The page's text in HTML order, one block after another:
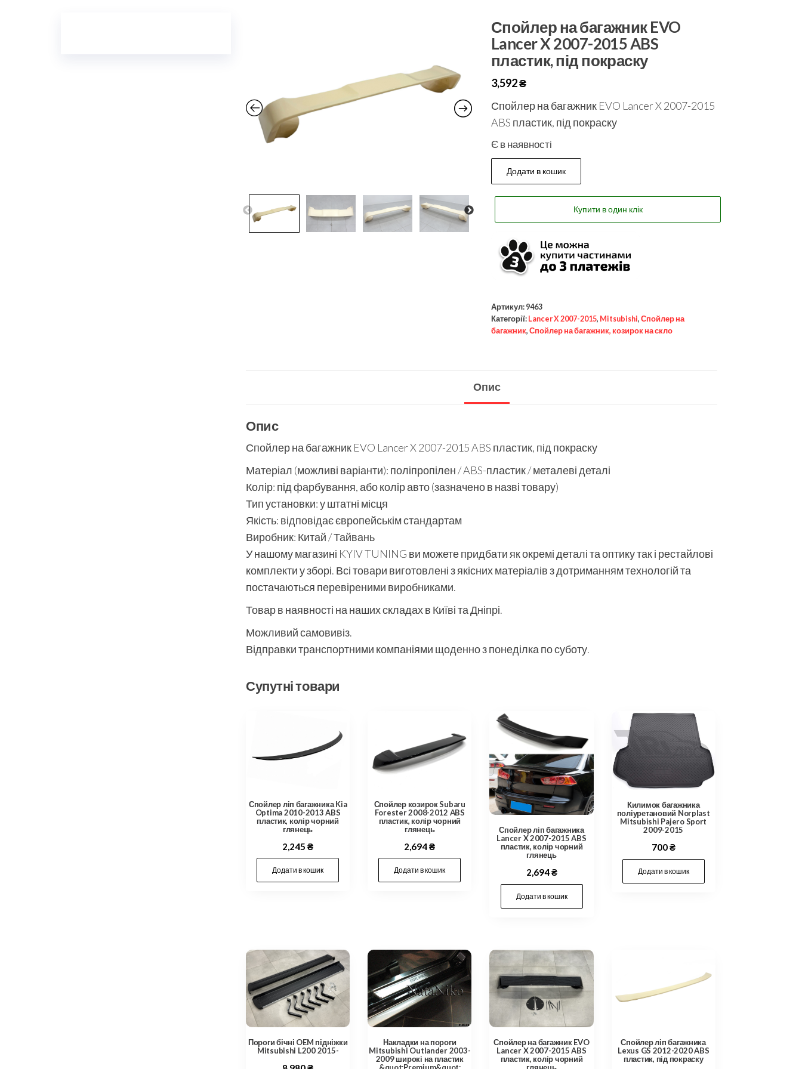
Спойлер на багажник EVO
Lancer X 2007-2015 ABS
пластик, під покраску
3,592₴
Спойлер на багажник EVO Lancer X 2007-2015
ABS пластик, під покраску
Є в наявності
Додати в кошик
Купити в один клік
Артикул: 9463
Категорії: Lancer X 2007-2015, Mitsubishi, Спойлер на
багажник, Спойлер на багажник, козирок на скло
Опис
Опис
Спойлер на багажник EVO Lancer X 2007-2015 ABS пластик, під покраску
Матеріал (можливі варіанти): поліпропілен / ABS-пластик / металеві деталі
Колір: під фарбування, або колір авто (зазначено в назві товару)
Тип установки: у штатні місця
Якість: відповідає європейськім стандартам
Виробник: Китай / Тайвань
У нашому магазині KYIV TUNING ви можете придбати як окремі деталі та оптику так і рестайлові
комплекти у зборі. Всі товари виготовлені з якісних матеріалів з дотриманням технологій та
постачаються перевіреними виробниками.
Товар в наявності на наших складах в Київі та Дніпрі.
Можливий самовивіз.
Відправки транспортними компаніями щоденно з понеділка по суботу.
Супутні товари
Спойлер ліп багажника Kia
Optima 2010-2013 ABS
пластик, колір чорний
глянець
2,245₴
Додати в кошик
Спойлер козирок Subaru
Forester 2008-2012 ABS
пластик, колір чорний
глянець
2,694₴
Додати в кошик
Спойлер ліп багажника
Lancer X 2007-2015 ABS
пластик, колір чорний
глянець
2,694₴
Додати в кошик
Килимок багажника
поліуретановий Norplast
Mitsubishi Pajero Sport
2009-2015
700₴
Додати в кошик
Пороги бічні OEM підніжки
Mitsubishi L200 2015-
Накладки на пороги
Mitsubishi Outlander 2003-
2009 широкі на пластик
Спойлер на багажник EVO
Lancer X 2007-2015 ABS
пластик, колір чорний
Спойлер ліп багажника
Lexus GS 2012-2020 ABS
пластик, під покраску